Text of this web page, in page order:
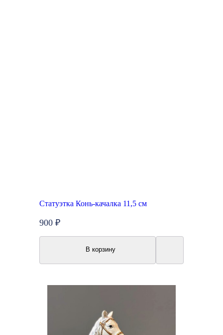
Статуэтка Конь-качалка 11,5 см
900 ₽
В корзину